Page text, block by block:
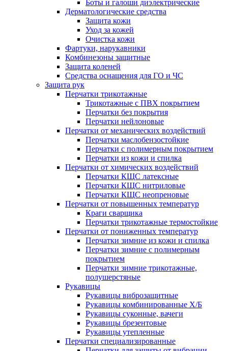
Боты и галоши диэлектрические
Дерматологические средства
Защита кожи
Уход за кожей
Очистка кожи
Фартуки, нарукавники
Комбинезоны защитные
Защита коленей
Средства оснащения для ГО и ЧС
Защита рук
Перчатки трикотажные
Трикотажные с ПВХ покрытием
Перчатки без покрытия
Перчатки нейлоновые
Перчатки от механических воздействий
Перчатки маслобензостойкие
Перчатки с полимерным покрытием
Перчатки из кожи и спилка
Перчатки от химических воздействий
Перчатки КЩС латексные
Перчатки КЩС нитриловые
Перчатки КЩС неопреновые
Перчатки от повышенных температур
Краги сварщика
Перчатки трикотажные термостойкие
Перчатки от пониженных температур
Перчатки зимние из кожи и спилка
Перчатки зимние с полимерным
покрытием
Перчатки зимние трикотажные,
полушерстяные
Рукавицы
Рукавицы виброзащитные
Рукавицы комбинированные Х/Б
Рукавицы суконные, вачеги
Рукавицы брезентовые
Рукавицы утепленные
Перчатки специализированные